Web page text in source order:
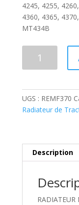
4245, 4255,
4360, 4365,
MT434B
FERGUSON
4225,
4255,
4260,
4270,
4325,
UGS : REMF370
Radiateur de
Description
RADIATEUR